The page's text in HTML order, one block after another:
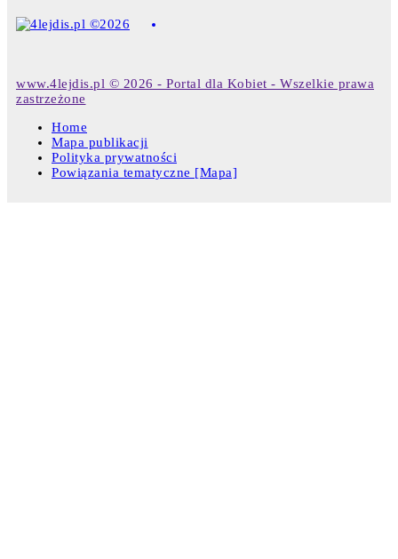
www.4lejdis.pl © 2026 - Portal dla Kobiet - Wszelkie prawa
zastrzeżone
Home
Mapa publikacji
Polityka prywatności
Powiązania tematyczne [Mapa]